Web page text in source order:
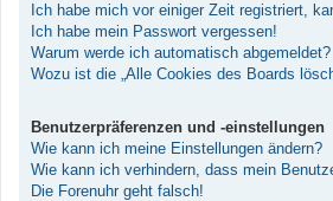
Ich habe mich vor einiger Zeit registriert,
Ich habe mein Passwort vergessen!
Warum werde ich automatisch abgemeldet?
Wozu ist die „Alle Cookies des Boards
Benutzerpräferenzen und -einstellungen
Wie kann ich meine Einstellungen ändern?
Wie kann ich verhindern, dass mein
Die Forenuhr geht falsch!